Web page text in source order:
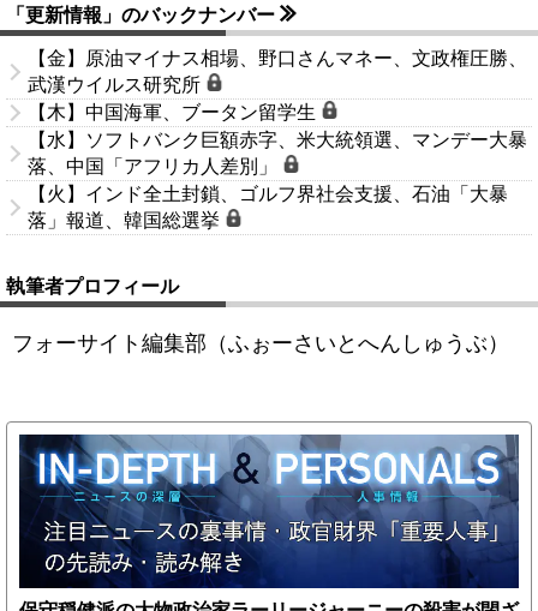
「更新情報」のバックナンバー
【金】原油マイナス相場、野口さんマネー、文政権圧勝、
武漢ウイルス研究所
【木】中国海軍、ブータン留学生
【水】ソフトバンク巨額赤字、米大統領選、マンデー大暴
落、中国「アフリカ人差別」
【火】インド全土封鎖、ゴルフ界社会支援、石油「大暴
落」報道、韓国総選挙
執筆者プロフィール
フォーサイト編集部（ふぉーさいとへんしゅうぶ）